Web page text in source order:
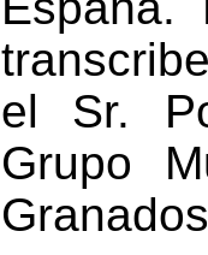
el Sr.
Grupo